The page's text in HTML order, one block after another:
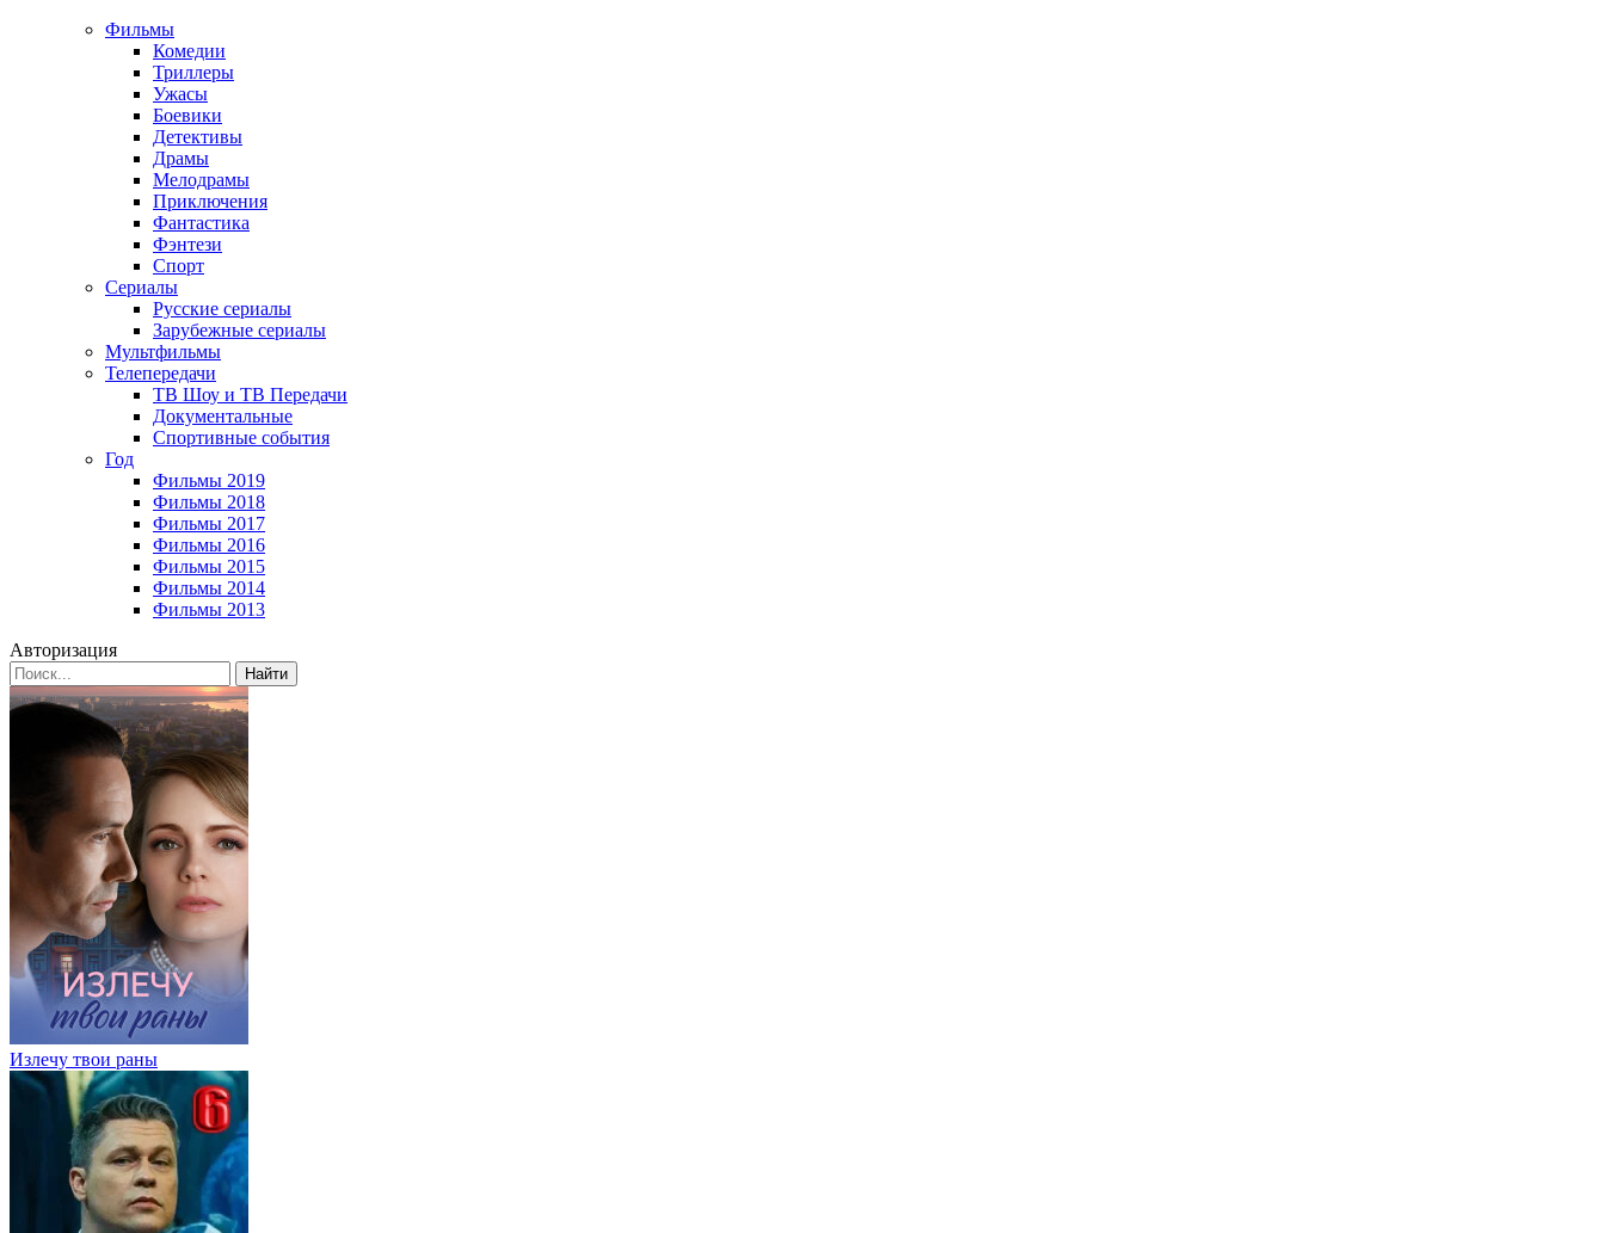
Фильмы
Комедии
Триллеры
Ужасы
Боевики
Детективы
Драмы
Мелодрамы
Приключения
Фантастика
Фэнтези
Спорт
Сериалы
Русские сериалы
Зарубежные сериалы
Мультфильмы
Телепередачи
ТВ Шоу и ТВ Передачи
Документальные
Спортивные события
Год
Фильмы 2019
Фильмы 2018
Фильмы 2017
Фильмы 2016
Фильмы 2015
Фильмы 2014
Фильмы 2013
Авторизация
Найти
Излечу твои раны